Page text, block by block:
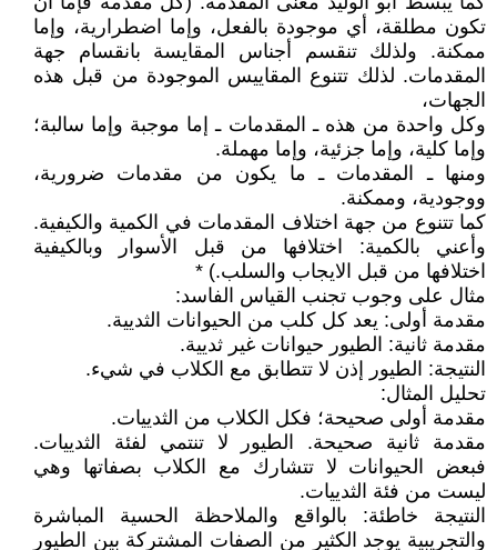
تكون مطلقة، أي موجودة بالفعل، وإما اضطرارية، وإما
ممكنة. ولذلك تنقسم أجناس المقايسة بانقسام جهة
المقدمات. لذلك تتنوع المقاييس الموجودة من قبل هذه
الجهات،
وكل واحدة من هذه ـ المقدمات ـ إما موجبة وإما سالبة؛
وإما كلية، وإما جزئية، وإما مهملة.
ومنها ـ المقدمات ـ ما يكون من مقدمات ضرورية،
ووجودية، وممكنة.
كما تتنوع من جهة اختلاف المقدمات في الكمية والكيفية.
وأعني بالكمية: اختلافها من قبل الأسوار وبالكيفية
اختلافها من قبل الايجاب والسلب.) *
مثال على وجوب تجنب القياس الفاسد:
مقدمة أولى: يعد كل كلب من الحيوانات الثديية.
مقدمة ثانية: الطيور حيوانات غير ثديية.
النتيجة: الطيور إذن لا تتطابق مع الكلاب في شيء.
تحليل المثال:
مقدمة أولى صحيحة؛ فكل الكلاب من الثدييات.
مقدمة ثانية صحيحة. الطيور لا تنتمي لفئة الثدييات.
فبعض الحيوانات لا تتشارك مع الكلاب بصفاتها وهي
ليست من فئة الثدييات.
النتيجة خاطئة: بالواقع والملاحظة الحسية المباشرة
والتجريبية يوجد الكثير من الصفات المشتركة بين الطيور